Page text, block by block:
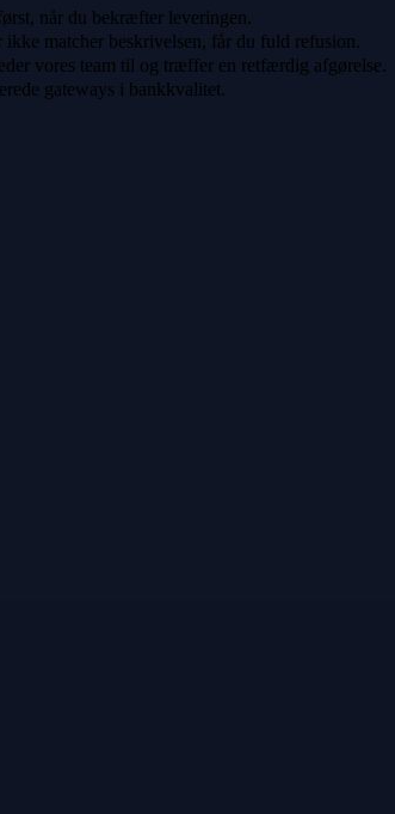
når du bekræfter leveringen.
matcher beskrivelsen, får du fuld refusion.
vores team til og træffer en retfærdig afgørelse.
gateways i bankkvalitet.